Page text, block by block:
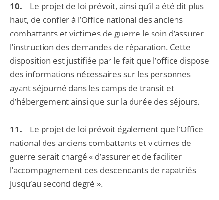
10.
Le projet de loi prévoit, ainsi qu’il a été dit plus
haut, de confier à l’Office national des anciens
combattants et victimes de guerre le soin d’assurer
l’instruction des demandes de réparation. Cette
disposition est justifiée par le fait que l’office dispose
des informations nécessaires sur les personnes
ayant séjourné dans les camps de transit et
d’hébergement ainsi que sur la durée des séjours.
11.
Le projet de loi prévoit également que l’Office
national des anciens combattants et victimes de
guerre serait chargé « d’assurer et de faciliter
l’accompagnement des descendants de rapatriés
jusqu’au second degré ».